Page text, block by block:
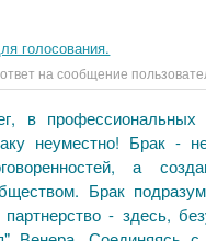
голосования.
на сообщение
в профессиональных
неуместно! Брак -
а
Брак
партнерство - здесь,